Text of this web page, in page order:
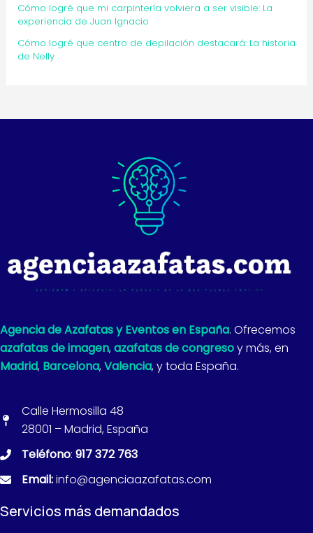
Cómo logré que mi carpintería volviera a ser visible: La
experiencia de Juan Ignacio
Cómo logré que centro de depilación destacará: La historia
de Nelly
Agencia de Azafatas y Eventos en España. Ofrecemos
azafatas de imagen,azafatas de congresoy más, en
Madrid, Barcelona,Valencia, y toda España.
Calle Hermosilla 48
28001 – Madrid, España
Teléfono: 917 372 763
Email:info@agenciaazafatas.com
Servicios más demandados